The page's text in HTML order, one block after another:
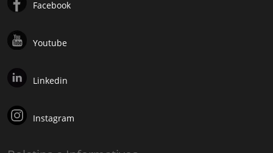
Facebook
Youtube
Linkedin
Instagram